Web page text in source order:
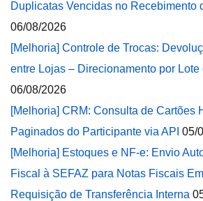
Duplicatas Vencidas no Recebimento
06/08/2026
[Melhoria] Controle de Trocas:
entre Lojas – Direcionamento por Lote
06/08/2026
[Melhoria] CRM: Consulta de Cartões
Paginados do Participante via API 05/
[Melhoria] Estoques e NF-e: Envio
Fiscal à SEFAZ para Notas Fiscais
Requisição de Transferência Interna